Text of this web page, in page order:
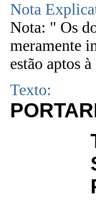
Nota
Nota: " Os
meramente
estão aptos
Texto: